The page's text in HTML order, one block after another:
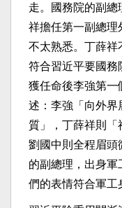
走。國務院的副
祥擔任第一副總理
不太熟悉。丁薛祥
符合習近平要國務
獲任命後李強第一
述：李強「向外界
質」，丁薛祥則「
劉國中則全程眉頭
的副總理，出身
們的表情符合軍工